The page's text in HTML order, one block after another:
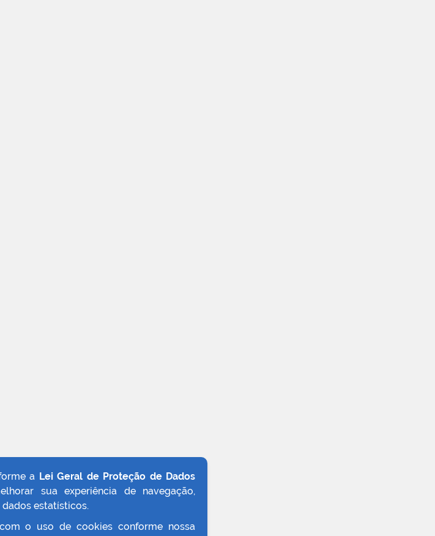
a Lei Geral de Proteção de Dados
sua experiência de navegação,
estatísticos.
o uso de cookies conforme nossa